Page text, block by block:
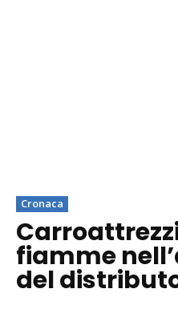
Cronaca
fiamme
del